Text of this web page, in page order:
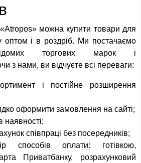
«Atropos» можна купити товари для
оптом і в роздріб. Ми постачаємо
торгових марок і
з нами, ви відчуєте всі переваги:
і постійне розширення
оформити замовлення на сайті;
наявності;
співпраці без посередників;
способів оплати: готівкою,
Приватбанку, розрахунковий